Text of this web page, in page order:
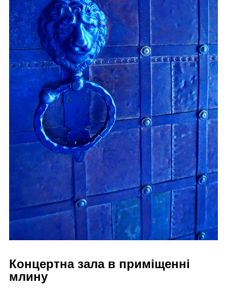
Концертна зала в приміщенні
млину